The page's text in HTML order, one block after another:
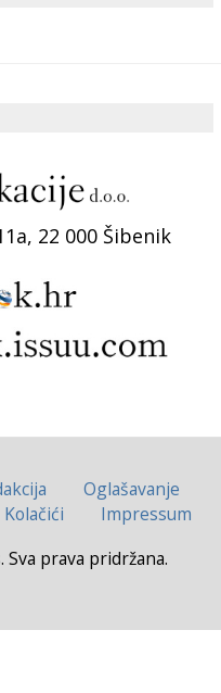
22 000 Šibenik
Oglašavanje
Kolačići
Impressum
prava pridržana.